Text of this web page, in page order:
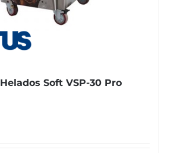
Soft VSP-30 Pro